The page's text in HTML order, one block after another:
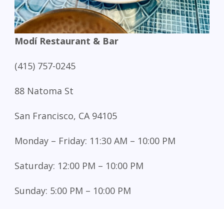
Modí Restaurant & Bar
(415) 757-0245
88 Natoma St
San Francisco, CA 94105
Monday – Friday: 11:30 AM – 10:00 PM
Saturday: 12:00 PM – 10:00 PM
Sunday: 5:00 PM – 10:00 PM